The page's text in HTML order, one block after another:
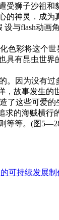
受狮子沙祖和
的神灵．成为
与flash动画
色彩将这个
具有昆虫世界
。因为没有
，故事发生的
了这些可爱的
求的海贼横行
等等。(图
可持续发展制